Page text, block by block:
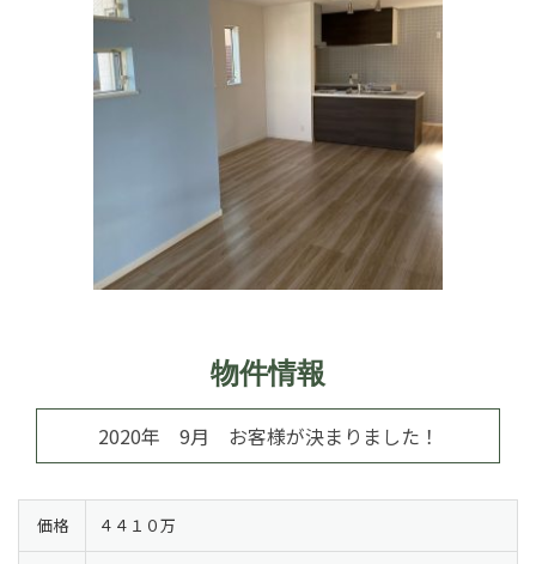
物件情報
2020年 9月 お客様が決まりました！
価格 ４４１０万